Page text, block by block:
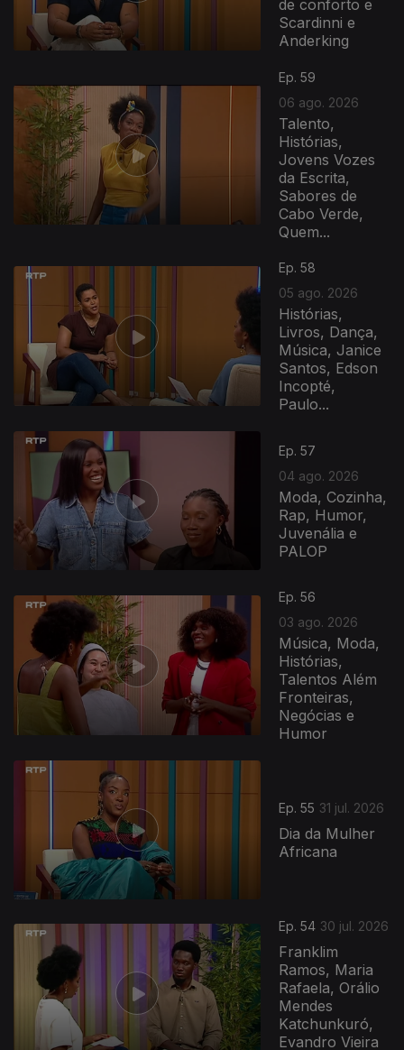
de conforto e
Scardinni e
Anderking
Ep. 59
06 ago. 2026
Talento,
Histórias,
Jovens Vozes
da Escrita,
Sabores de
Cabo Verde,
Quem...
Ep. 58
05 ago. 2026
Histórias,
Livros, Dança,
Música, Janice
Santos, Edson
Incopté,
Paulo...
Ep. 57
04 ago. 2026
Moda, Cozinha,
Rap, Humor,
Juvenália e
PALOP
Ep. 56
03 ago. 2026
Música, Moda,
Histórias,
Talentos Além
Fronteiras,
Negócias e
Humor
Ep. 55 31 jul. 2026
Dia da Mulher
Africana
Ep. 54 30 jul. 2026
Franklim
Ramos, Maria
Rafaela, Orálio
Mendes
Katchunkuró,
Evandro Vieira